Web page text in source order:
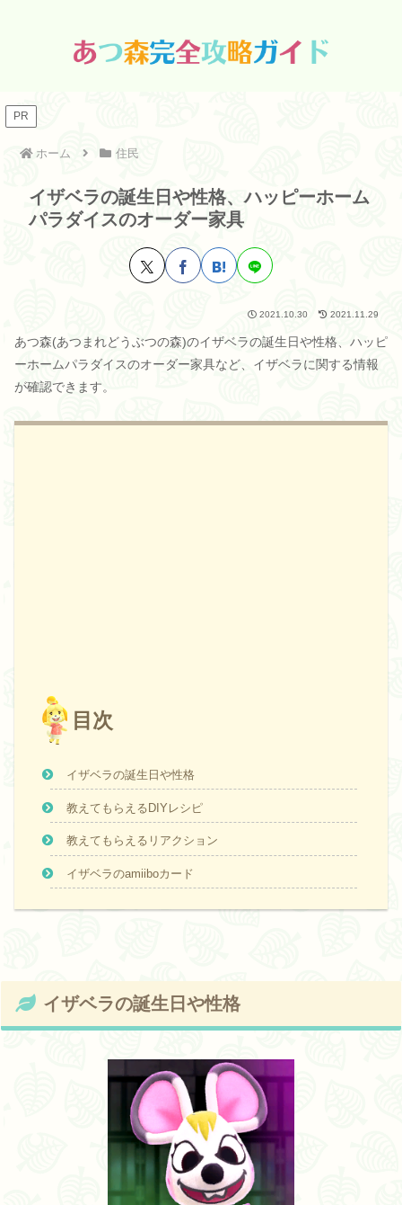
PR
ホーム 住民
イザベラの誕生日や性格、ハッピーホーム
パラダイスのオーダー家具
2021.10.30 2021.11.29
あつ森(あつまれどうぶつの森)のイザベラの誕生日や性格、ハッピ
ーホームパラダイスのオーダー家具など、イザベラに関する情報
が確認できます。
目次
イザベラの誕生日や性格
教えてもらえるDIYレシピ
教えてもらえるリアクション
イザベラのamiiboカード
イザベラの誕生日や性格